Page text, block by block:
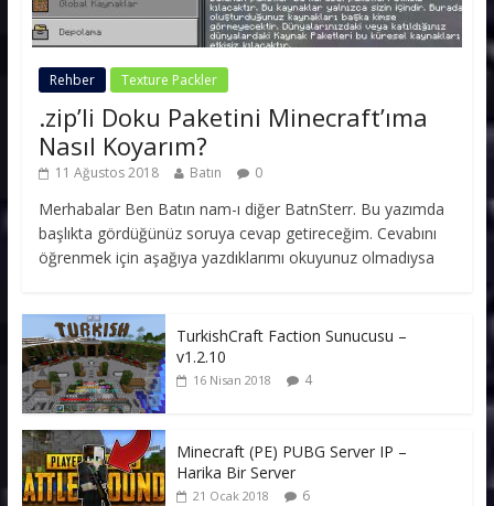
Rehber Texture Packler
.zip’li Doku Paketini Minecraft’ıma
Nasıl Koyarım?
11 Ağustos 2018 Batın 0
Merhabalar Ben Batın nam-ı diğer BatnSterr. Bu yazımda
başlıkta gördüğünüz soruya cevap getireceğim. Cevabını
öğrenmek için aşağıya yazdıklarımı okuyunuz olmadıysa
TurkishCraft Faction Sunucusu –
v1.2.10
16 Nisan 2018 4
Minecraft (PE) PUBG Server IP –
Harika Bir Server
21 Ocak 2018 6